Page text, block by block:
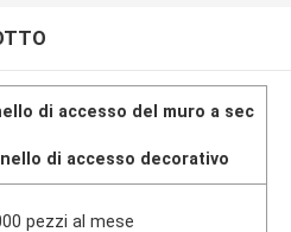
di accesso del muro a sec
di accesso decorativo
pezzi al mese